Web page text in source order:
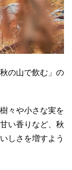
の山で飲む」の
々や小さな実を
い香りなど、秋
しさを増すよう